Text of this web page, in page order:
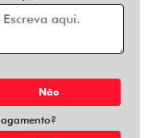
Email